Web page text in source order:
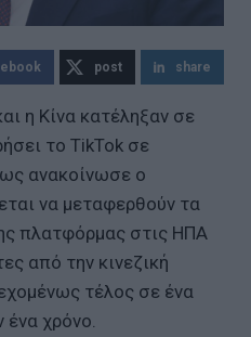
post share
η Κίνα κατέληξαν σε
το TikTok σε
ανακοίνωσε ο
να μεταφερθούν τα
πλατφόρμας στις ΗΠΑ
από την κινεζική
τέλος σε ένα
χρόνο.